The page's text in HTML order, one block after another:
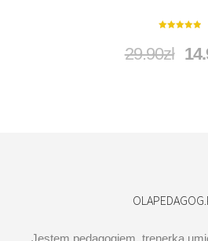
na 5
29.90zł
Jestem pedagogiem, trenerką